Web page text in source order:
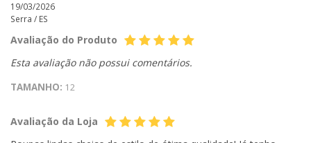
19/03/2026
Serra / ES
Avaliação do Produto
Esta avaliação não possui comentários.
TAMANHO: 12
Avaliação da Loja